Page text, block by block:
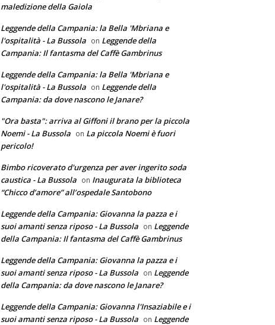
maledizione della Gaiola
Leggende della Campania: la Bella 'Mbriana e
l'ospitalità - La Bussola on Leggende della
Campania: Il fantasma del Caffè Gambrinus
Leggende della Campania: la Bella 'Mbriana e
l'ospitalità - La Bussola on Leggende della
Campania: da dove nascono le Janare?
"Ora basta": arriva al Giffoni il brano per la piccola
Noemi - La Bussola on La piccola Noemi è fuori
pericolo!
Bimbo ricoverato d'urgenza per aver ingerito soda
caustica - La Bussola on Inaugurata la biblioteca
“Chicco d’amore” all’ospedale Santobono
Leggende della Campania: Giovanna la pazza e i
suoi amanti senza riposo - La Bussola on Leggende
della Campania: Il fantasma del Caffè Gambrinus
Leggende della Campania: Giovanna la pazza e i
suoi amanti senza riposo - La Bussola on Leggende
della Campania: da dove nascono le Janare?
Leggende della Campania: Giovanna l'Insaziabile e i
suoi amanti senza riposo - La Bussola on Leggende